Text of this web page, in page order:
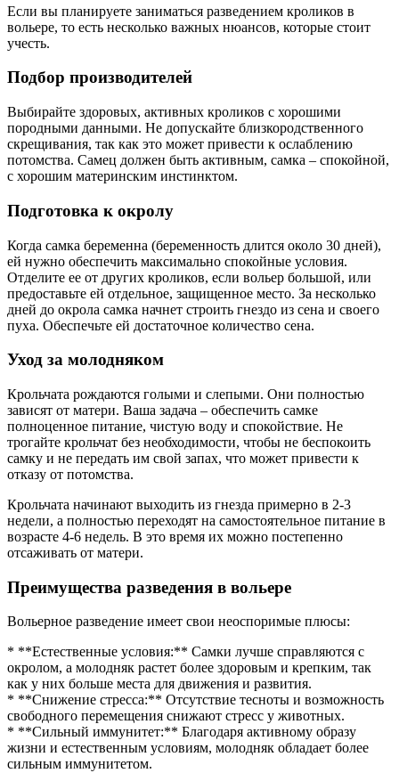
Если вы планируете заниматься разведением кроликов в
вольере, то есть несколько важных нюансов, которые стоит
учесть.
Подбор производителей
Выбирайте здоровых, активных кроликов с хорошими
породными данными. Не допускайте близкородственного
скрещивания, так как это может привести к ослаблению
потомства. Самец должен быть активным, самка – спокойной,
с хорошим материнским инстинктом.
Подготовка к окролу
Когда самка беременна (беременность длится около 30 дней),
ей нужно обеспечить максимально спокойные условия.
Отделите ее от других кроликов, если вольер большой, или
предоставьте ей отдельное, защищенное место. За несколько
дней до окрола самка начнет строить гнездо из сена и своего
пуха. Обеспечьте ей достаточное количество сена.
Уход за молодняком
Крольчата рождаются голыми и слепыми. Они полностью
зависят от матери. Ваша задача – обеспечить самке
полноценное питание, чистую воду и спокойствие. Не
трогайте крольчат без необходимости, чтобы не беспокоить
самку и не передать им свой запах, что может привести к
отказу от потомства.
Крольчата начинают выходить из гнезда примерно в 2-3
недели, а полностью переходят на самостоятельное питание в
возрасте 4-6 недель. В это время их можно постепенно
отсаживать от матери.
Преимущества разведения в вольере
Вольерное разведение имеет свои неоспоримые плюсы:
* **Естественные условия:** Самки лучше справляются с
окролом, а молодняк растет более здоровым и крепким, так
как у них больше места для движения и развития.
* **Снижение стресса:** Отсутствие тесноты и возможность
свободного перемещения снижают стресс у животных.
* **Сильный иммунитет:** Благодаря активному образу
жизни и естественным условиям, молодняк обладает более
сильным иммунитетом.